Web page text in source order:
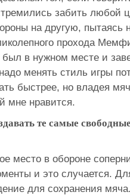
забить любой
на другую, пытаясь
прохода
был в нужном месте и
менять стиль игры
быстрее, но владея
мне нравится.
те самые
место в обороне
и это случается.
для сохранения